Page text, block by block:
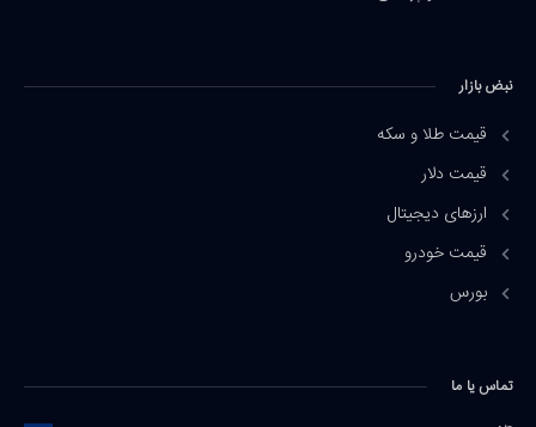
نبض بازار
قیمت طلا و سکه
قیمت دلار
ارزهای دیجیتال
قیمت خودرو
بورس
تماس یا ما